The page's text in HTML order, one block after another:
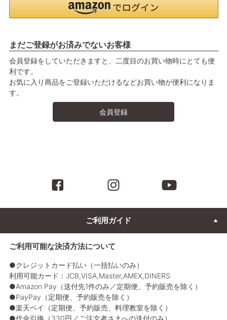
まだご登録がお済みでないお客様
会員登録をしていただきますと、二度目のお買い物時にとても便
利です。
お気に入り商品をご登録いただけるなどお買い物が便利になりま
す。
会員登録
ご利用ガイド
ご利用可能な決済方法について
●クレジットカード払い（一括払いのみ）
利用可能カード：JCB,VISA,Master,AMEX,DINERS
●Amazon Pay（送付先1件のみ／定期便、予約販売を除く）
●PayPay（定期便、予約販売を除く）
●楽天ペイ（定期便、予約販売、料理教室を除く）
●代金引換（330円／ご注文者さまへの送付のみ）